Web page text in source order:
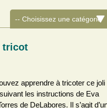
tricot
apprendre à tricoter ce joli
les instructions de Eva
de DeLabores. Il s’agit